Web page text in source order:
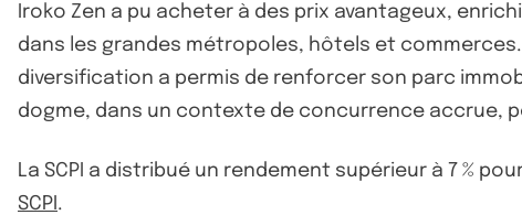
Iroko Zen a pu acheter à des prix avantageux,
dans les grandes métropoles, hôtels et
diversification a permis de renforcer son parc
dogme, dans un contexte de concurrence accrue,
La SCPI a distribué un rendement supérieur à 7 %
SCPI .